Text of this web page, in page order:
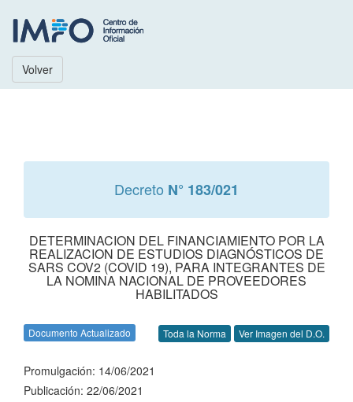
Volver
Decreto N° 183/021
DETERMINACION DEL FINANCIAMIENTO POR LA
REALIZACION DE ESTUDIOS DIAGNÓSTICOS DE
SARS COV2 (COVID 19), PARA INTEGRANTES DE
LA NOMINA NACIONAL DE PROVEEDORES
HABILITADOS
Documento Actualizado Toda la Norma Ver Imagen del D.O.
Promulgación: 14/06/2021
Publicación: 22/06/2021